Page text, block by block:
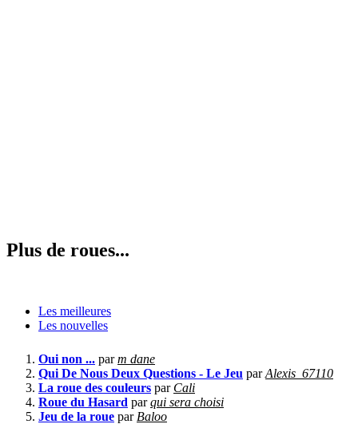
Plus de roues...
Les meilleures
Les nouvelles
Oui non ... parm dane
Qui De Nous Deux Questions - Le Jeu parAlexis_67110
La roue des couleurs par Cali
Roue du Hasard parqui sera choisi
Jeu de la roue par Baloo